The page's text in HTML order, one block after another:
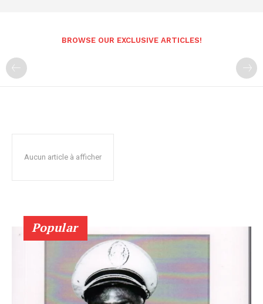
BROWSE OUR EXCLUSIVE ARTICLES!
Aucun article à afficher
Popular